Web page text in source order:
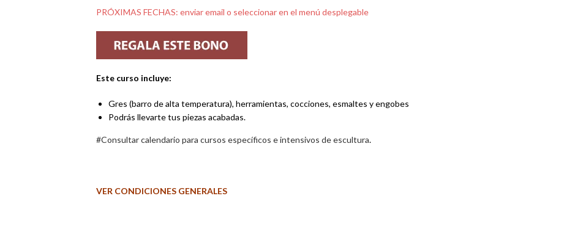
PRÓXIMAS FECHAS: enviar email o seleccionar en el menú desplegable
Este curso incluye:
Gres (barro de alta temperatura), herramientas, cocciones, esmaltes y engobes
Podrás llevarte tus piezas acabadas.
#Consultar calendario para cursos específicos e intensivos de escultura.
VER CONDICIONES GENERALES